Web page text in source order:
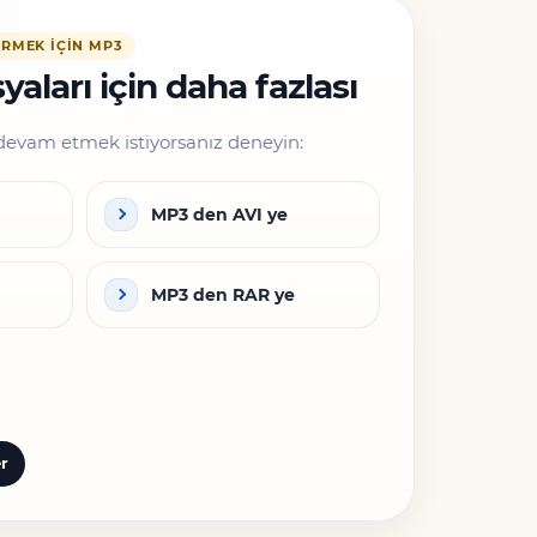
IÇIN MP3
için daha fazlası
etmek istiyorsanız deneyin:
MP3 den AVI ye
MP3 den RAR ye